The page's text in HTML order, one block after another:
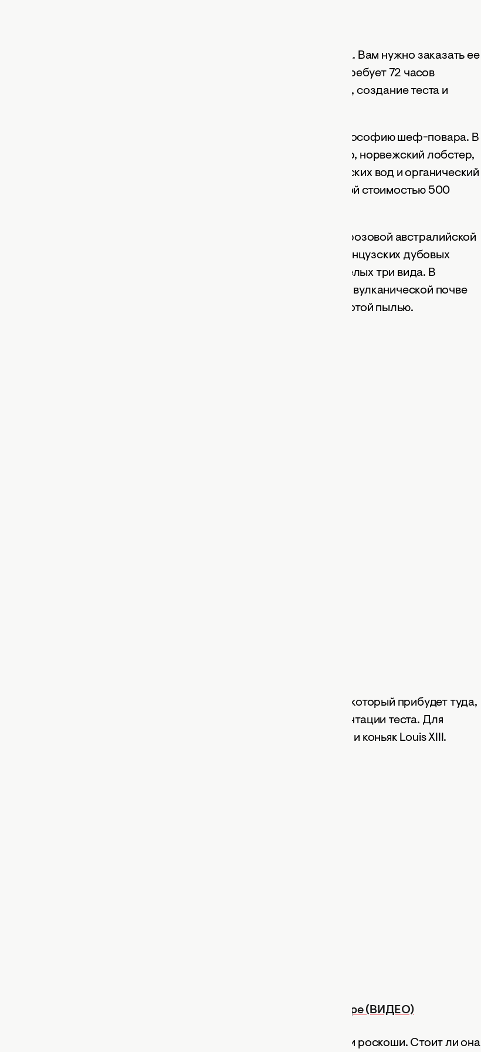
Автор этой пиццы – итальянский повар Ренато Виола. Вам нужно заказать ее
за три дня до собственного ужина, ведь это блюдо требует 72 часов
приготовления, включая поиск лучших ингредиентов, создание теста и
Каждая такая пицца – это шедевр, отражающий философию шеф-повара. В
состав блюда входят редкие ингредиенты. Например, норвежский лобстер,
которого вручную вылавливают из ледяных арктических вод и органический
розовый лосось. Также ее украшают осетровой икрой стоимостью 500
Обычная соль? Не в этом блюде. Ее посолят редкой розовой австралийской
морской солью, специально выдерживаемой во французских дубовых
бочках. Ну и куда же без трюфелей; их в пице есть целых три вида. В
качестве бонуса помидоры для соуса выращивают в вулканической почве
близ Везувия. А тесто смешивают с 24-каратной золотой пылью.
За эти деньги вы получите приватного шеф-повара, который прибудет туда,
куда вы его пригласите, 72-часовой процесс ферментации теста. Для
запивания вам представят шампанское Dom Pérignon и коньяк Louis XIII.
Зачем китайцы жарят камни: самое твердое блюдо в мире (ВИДЕО)
Каждый кусочек такой пиццы – это симфония вкуса и роскоши. Стоит ли она